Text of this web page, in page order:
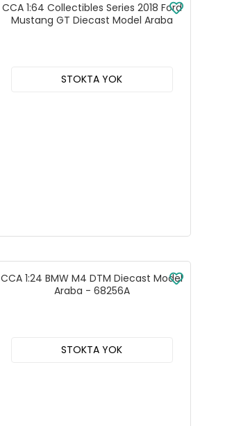
CCA 1:64 Collectibles Series 2018 Ford
Mustang GT Diecast Model Araba
STOKTA YOK
CCA 1:24 BMW M4 DTM Diecast Model
Araba - 68256A
STOKTA YOK